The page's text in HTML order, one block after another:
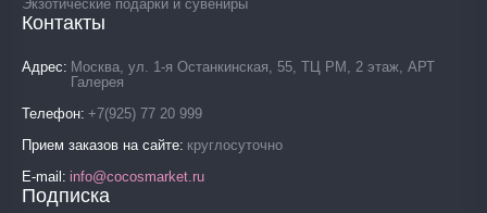
Экзотические подарки и сувениры
Контакты
Адрес
Москва, ул. 1-я Останкинская, 55, ТЦ РМ, 2 этаж, АРТ
Галерея
Телефон +7(925) 77 20 999
Прием заказов на сайте круглосуточно
E-mail
info@cocosmarket.ru
Подписка